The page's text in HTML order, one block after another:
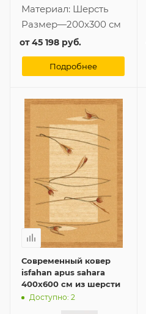
Материал: Шерсть
Размер—200x300 см
от45 198 руб.
Подробнее
Современный ковер
isfahan apus sahara
400x600 см из шерсти
Доступно: 2